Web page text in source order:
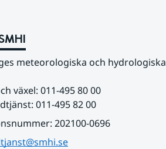
meteorologiska och hydrologiska
växel: 011-495 80 00
011-495 82 00
202100-0696